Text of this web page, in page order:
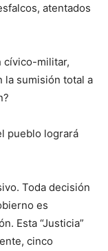
atentados
cívico-militar,
la sumisión total a
pueblo logrará
Toda decisión
es
Esta “Justicia”
cinco